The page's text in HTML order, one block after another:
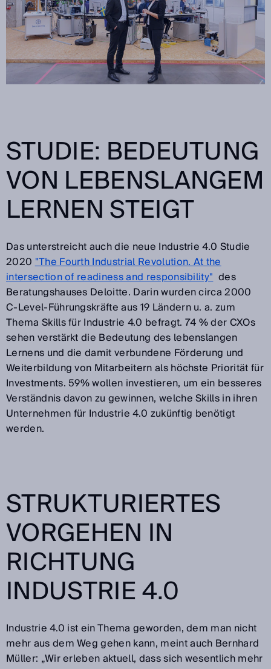
STUDIE: BEDEUTUNG
VON LEBENSLANGEM
LERNEN STEIGT
Das unterstreicht auch die neue Industrie 4.0 Studie
2020"The Fourth Industrial Revolution. At the
intersection of readiness and responsibility"des
Beratungshauses Deloitte. Darin wurden circa 2000
C-Level-Führungskräfte aus 19 Ländern u. a. zum
Thema Skills für Industrie 4.0 befragt. 74 % der CXOs
sehen verstärkt die Bedeutung des lebenslangen
Lernens und die damit verbundene Förderung und
Weiterbildung von Mitarbeitern als höchste Priorität für
Investments. 59% wollen investieren, um ein besseres
Verständnis davon zu gewinnen, welche Skills in ihren
Unternehmen für Industrie 4.0 zukünftig benötigt
werden.
STRUKTURIERTES
VORGEHEN IN
RICHTUNG
INDUSTRIE 4.0
Industrie 4.0 ist ein Thema geworden, dem man nicht
mehr aus dem Weg gehen kann, meint auch Bernhard
Müller: „Wir erleben aktuell, dass sich wesentlich mehr